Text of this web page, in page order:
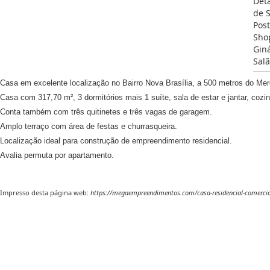
de
Casa em excelente localização no Bairro Nova Brasília, a 500 metros do
Casa com 317,70 m², 3 dormitórios mais 1 suíte, sala de estar e jantar,
Conta também com três quitinetes e três vagas de garagem.
Amplo terraço com área de festas e churrasqueira.
Localização ideal para construção de empreendimento residencial.
Avalia permuta por apartamento.
Impresso desta página web: https://megaempreendimentos.com/casa-residencial-